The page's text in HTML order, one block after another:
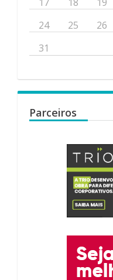
24
25 26
31
Parceiros